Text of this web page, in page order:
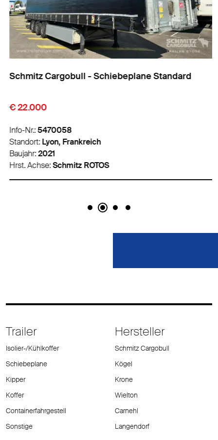
Schmitz Cargobull - Schiebeplane Standard
€ 22.000
Info-Nr.:5470058
Standort:Lyon, Frankreich
Baujahr:2021
Hrst. Achse:Schmitz ROTOS
Trailer
Isolier-/Kühlkoffer
Schiebeplane
Kipper
Koffer
Containerfahrgestell
Sonstige
Hersteller
Schmitz Cargobull
Kögel
Krone
Wielton
Carnehl
Langendorf